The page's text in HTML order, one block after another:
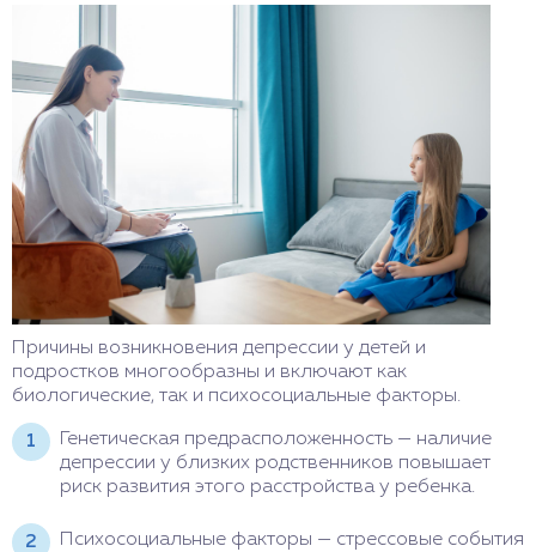
Причины возникновения депрессии у детей и
подростков многообразны и включают как
биологические, так и психосоциальные факторы.
Генетическая предрасположенность — наличие
депрессии у близких родственников повышает
риск развития этого расстройства у ребенка.
Психосоциальные факторы — стрессовые события